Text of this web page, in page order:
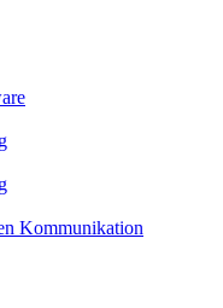
Kommunikation